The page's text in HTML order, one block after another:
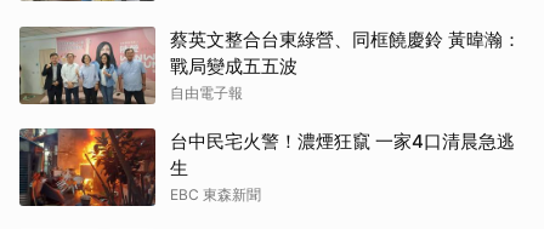
蔡英文整合台東綠營、同框饒慶鈴 黃暐瀚：
戰局變成五五波
自由電子報
台中民宅火警！濃煙狂竄 一家4口清晨急逃
生
EBC 東森新聞